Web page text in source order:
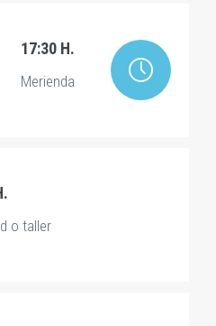
17:30 H.
Merienda
o taller